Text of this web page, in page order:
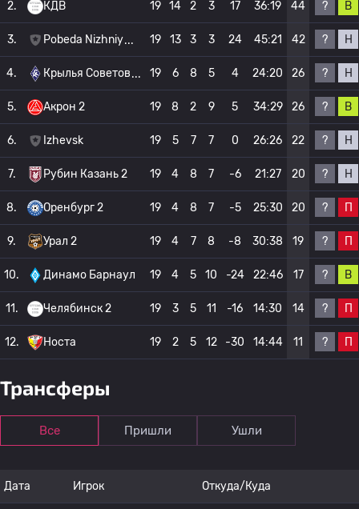
2. КДВ 19 14 2 3 17 36:19 44 ? В
3. Pobeda Nizhniy 19 13 3 3 24 45:21 42 ? Н
4. Крылья Советов 19 6 8 5 4 24:20 26 ? Н
5. Акрон 2 19 8 2 9 5 34:29 26 ? В
6. Izhevsk 19 5 7 7 0 26:26 22 ? Н
7. Рубин Казань 2 19 4 8 7 -6 21:27 20 ? Н
8. Оренбург 2 19 4 8 7 -5 25:30 20 ? П
9. Урал 2 19 4 7 8 -8 30:38 19 ? П
10. Динамо Барнаул 19 4 5 10 -24 22:46 17 ? В
11. Челябинск 2 19 3 5 11 -16 14:30 14 ? П
12. Носта 19 2 5 12 -30 14:44 11 ? П
Трансферы
Все Пришли Ушли
Дата Игрок Откуда/Куда